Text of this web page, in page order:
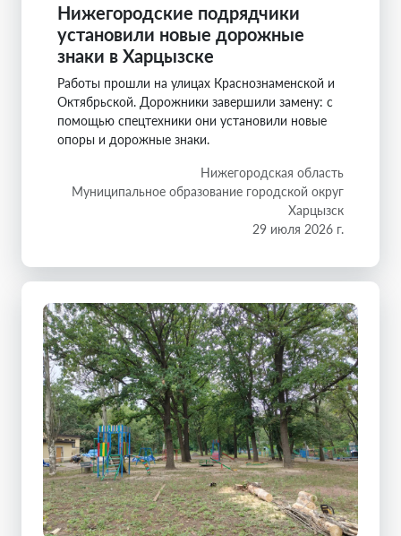
Нижегородские подрядчики
установили новые дорожные
знаки в Харцызске
Работы прошли на улицах Краснознаменской и
Октябрьской. Дорожники завершили замену: с
помощью спецтехники они установили новые
опоры и дорожные знаки.
Нижегородская область
Муниципальное образование городской округ
Харцызск
29 июля 2026 г.